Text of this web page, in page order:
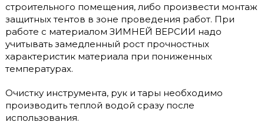
строительного помещения, либо произвести монтаж
защитных тентов в зоне проведения работ. При
работе с материалом ЗИМНЕЙ ВЕРСИИ надо
учитывать замедленный рост прочностных
характеристик материала при пониженных
температурах.
Очистку инструмента, рук и тары необходимо
производить теплой водой сразу после
использования.